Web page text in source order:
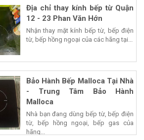
Địa chỉ thay kính bếp từ Quận
12 - 23 Phan Văn Hớn
Nhận thay mặt kính bếp từ, bếp điện
từ, bếp hồng ngoại của các hãng tại...
Bảo Hành Bếp Malloca Tại Nhà
- Trung Tâm Bảo Hành
Malloca
Nhà bạn đang dùng bếp từ, bếp điện
từ, bếp hồng ngoại, bếp gas của
hãng...